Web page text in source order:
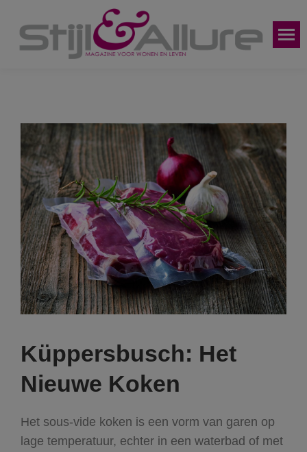
Küppersbusch: Het
Nieuwe Koken
Het sous-vide koken is een vorm van garen op
lage temperatuur, echter in een waterbad of met